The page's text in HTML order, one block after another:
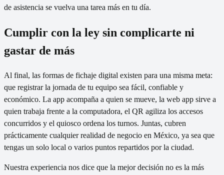
de asistencia se vuelva una tarea más en tu día.
Cumplir con la ley sin complicarte ni
gastar de más
Al final, las formas de fichaje digital existen para una misma meta:
que registrar la jornada de tu equipo sea fácil, confiable y
económico. La app acompaña a quien se mueve, la web app sirve a
quien trabaja frente a la computadora, el QR agiliza los accesos
concurridos y el quiosco ordena los turnos. Juntas, cubren
prácticamente cualquier realidad de negocio en México, ya sea que
tengas un solo local o varios puntos repartidos por la ciudad.
Nuestra experiencia nos dice que la mejor decisión no es la más